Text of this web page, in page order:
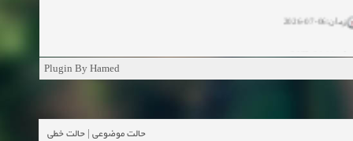
Plugin By Hamed
حالت موضوعی حالت خطی